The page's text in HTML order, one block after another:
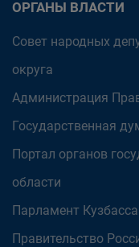
ОРГАНЫ ВЛАСТИ
Совет народных
округа
Администрация
Государственная
Портал органов
области
Парламент Кузбасса
Правительство